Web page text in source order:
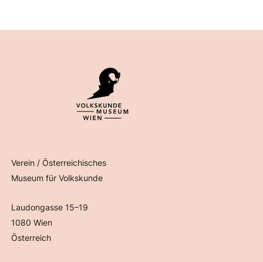
Verein / Österreichisches
Museum für Volkskunde
Laudongasse 15–19
1080 Wien
Österreich